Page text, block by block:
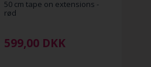
50 cm tape on extensions -
599,00 DKK